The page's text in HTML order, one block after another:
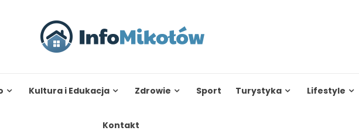
Kultura i Edukacja Zdrowie Sport Turystyka Lifestyle
Kontakt